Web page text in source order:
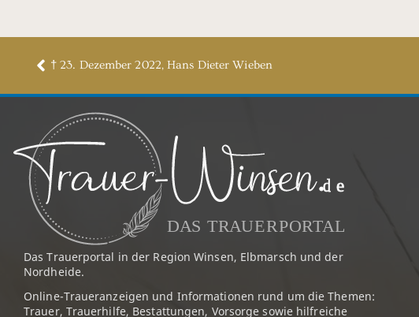
† 23. Dezember 2022, Hans Dieter Wieben
Das Trauerportal in der Region Winsen, Elbmarsch und der
Nordheide.
Online-Traueranzeigen und Informationen rund um die Themen:
Trauer, Trauerhilfe, Bestattungen, Vorsorge sowie hilfreiche